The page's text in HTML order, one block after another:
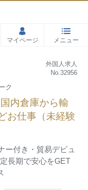
マイページ メニュー
外国人求人
No.32956
ク
内倉庫から輸
お仕事（未経験
ー付き・貿易デビュ
長期で安心をGET